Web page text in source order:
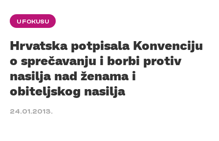
U FOKUSU
Hrvatska potpisala Konvenciju
o sprečavanju i borbi protiv
nasilja nad ženama i
obiteljskog nasilja
24.01.2013.